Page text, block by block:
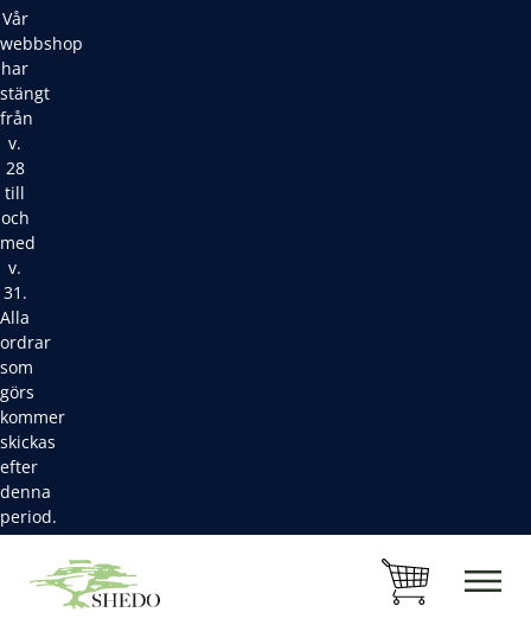
Vår
webbshop
har
stängt
från
v.
28
till
och
med
v.
31.
Alla
ordrar
som
görs
kommer
skickas
efter
denna
period.